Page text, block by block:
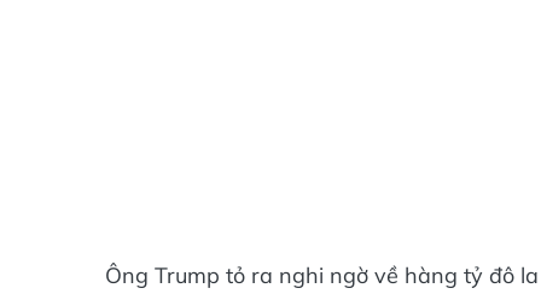
Ông Trump tỏ ra nghi ngờ về hàng tỷ đô